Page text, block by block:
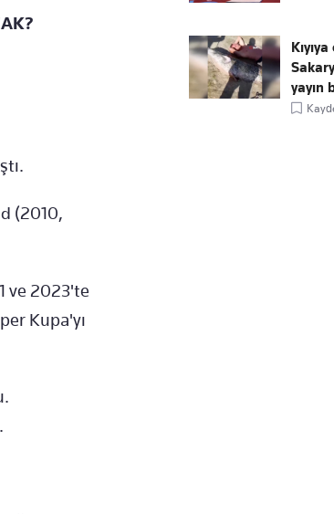
(2010,
ve 2023'te
Kupa'yı
yayın